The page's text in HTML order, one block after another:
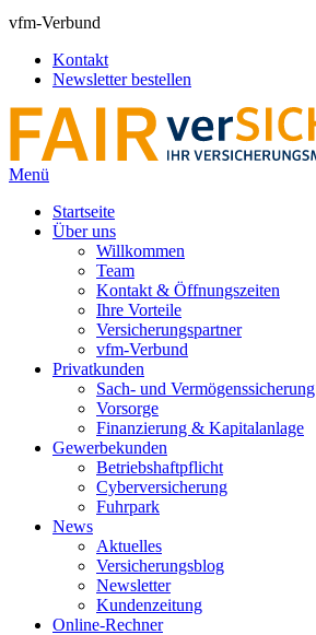
vfm-Verbund
Kontakt
Newsletter bestellen
Menü
Startseite
Über uns
Willkommen
Team
Kontakt & Öffnungszeiten
Ihre Vorteile
Versicherungspartner
vfm-Verbund
Privatkunden
Sach- und Vermögenssicherung
Vorsorge
Finanzierung & Kapitalanlage
Gewerbekunden
Betriebshaftpflicht
Cyberversicherung
Fuhrpark
News
Aktuelles
Versicherungsblog
Newsletter
Kundenzeitung
Online-Rechner